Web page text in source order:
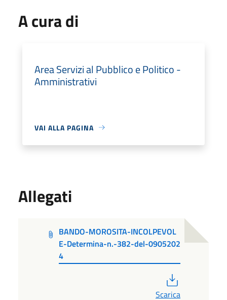
A cura di
Area Servizi al Pubblico e Politico -
Amministrativi
VAI ALLA PAGINA
Allegati
BANDO-MOROSITA-INCOLPEVOL
E-Determina-n.-382-del-0905202
4
Scarica